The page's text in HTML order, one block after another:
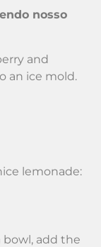
nosso
and
an ice mold.
lemonade:
add the